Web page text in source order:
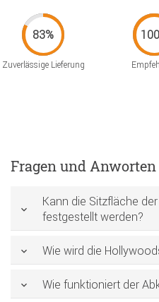
Zuverlässige Lieferung
Fragen und
Kann die Sitzfläche
festgestellt werden?
Wie wird die
Wie funktioniert der